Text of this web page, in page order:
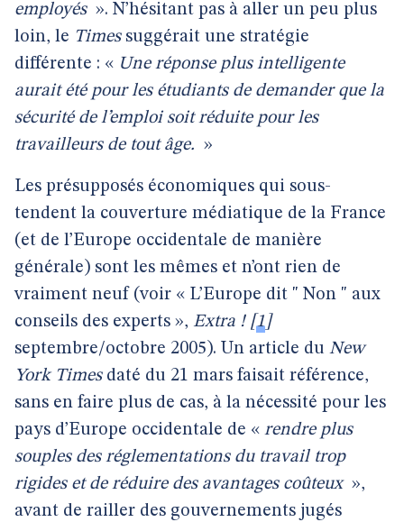
employés ». N’hésitant pas à aller un peu plus
loin, le Timessuggérait une stratégie
différente : « Une réponse plus intelligente
aurait été pour les étudiants de demander que la
sécurité de l’emploi soit réduite pour les
travailleurs de tout âge. »
Les présupposés économiques qui sous-
tendent la couverture médiatique de la France
(et de l’Europe occidentale de manière
générale) sont les mêmes et n’ont rien de
vraiment neuf (voir « L’Europe dit " Non " aux
conseils des experts », Extra ![1]
septembre/octobre 2005). Un article du New
York Timesdaté du 21 mars faisait référence,
sans en faire plus de cas, à la nécessité pour les
pays d’Europe occidentale de « rendre plus
souples des réglementations du travail trop
rigides et de réduire des avantages coûteux »,
avant de railler des gouvernements jugés